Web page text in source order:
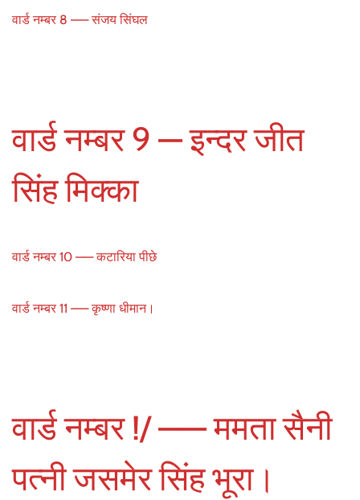
वार्ड नम्बर 8 —— संजय सिंघल
वार्ड नम्बर 9 — इन्दर जीत
सिंह मिक्का
वार्ड नम्बर 10 —— कटारिया पीछे
वार्ड नम्बर 11 —— कृष्णा धीमान।
वार्ड नम्बर !/ —— ममता सैनी
पत्नी जसमेर सिंह भूरा।